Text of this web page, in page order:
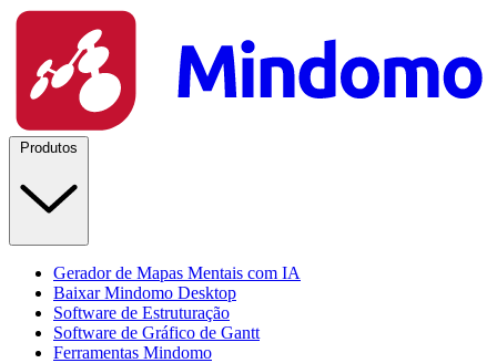
Produtos
Gerador de Mapas Mentais com IA
Baixar Mindomo Desktop
Software de Estruturação
Software de Gráfico de Gantt
Ferramentas Mindomo